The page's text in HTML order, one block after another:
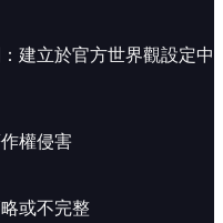
建立於官方世界觀設定中
權侵害
或不完整